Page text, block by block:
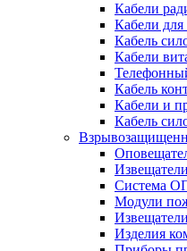
Кабели
Кабели
Кабель
Кабели
Кабель
Кабели и
Кабель
Система
Модули
Изделия